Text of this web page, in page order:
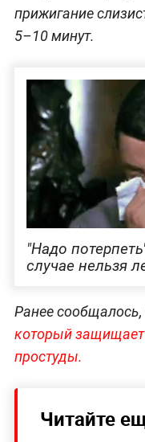
прижигание
5–10 минут.
"Надо
случае нельзя
Ранее сообщалось,
который защищает
простуды.
Читайте